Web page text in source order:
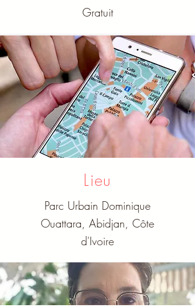
Gratuit
Lieu
Parc Urbain Dominique
Ouattara, Abidjan, Côte
d'Ivoire